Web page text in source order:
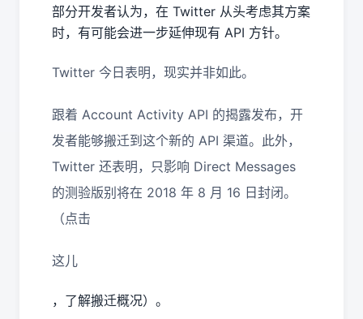
部分开发者认为，在 Twitter 从头考虑其方案
时，有可能会进一步延伸现有 API 方针。
Twitter 今日表明，现实并非如此。
跟着 Account Activity API 的揭露发布，开
发者能够搬迁到这个新的 API 渠道。此外，
Twitter 还表明，只影响 Direct Messages
的测验版别将在 2018 年 8 月 16 日封闭。
（点击
这儿
，了解搬迁概况）。